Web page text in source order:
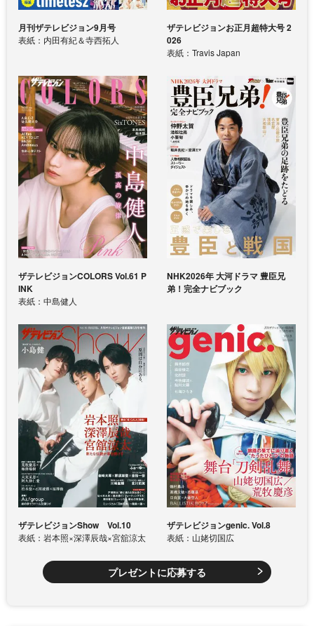
月刊ザテレビジョン9月号
表紙：内田有紀＆寺西拓人
ザテレビジョンお正月超特大号 2
026
表紙：Travis Japan
ザテレビジョンCOLORS Vol.61 P
INK
表紙：中島健人
NHK2026年 大河ドラマ 豊臣兄
弟！完全ナビブック
ザテレビジョンShow Vol.10
表紙：岩本照×深澤辰哉×宮舘涼太
ザテレビジョンgenic. Vol.8
表紙：山姥切国広
プレゼントに応募する